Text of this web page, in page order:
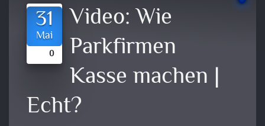
31
Mai
0
Video:Wie
Parkfirmen
Kasse machen |
Echt?